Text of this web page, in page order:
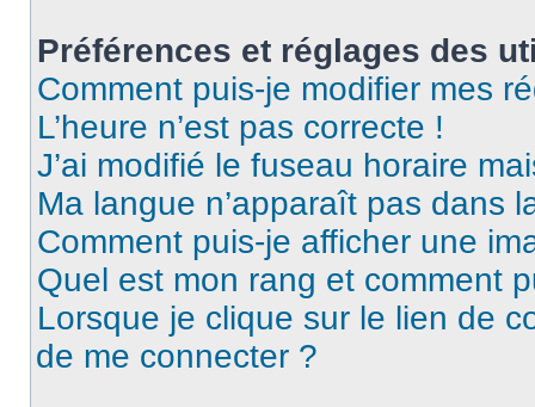
Préférences et réglages des
Comment puis-je modifier mes
L’heure n’est pas correcte !
J’ai modifié le fuseau horaire
Ma langue n’apparaît pas dans
Comment puis-je afficher une
Quel est mon rang et comment
Lorsque je clique sur le lien de
de me connecter ?